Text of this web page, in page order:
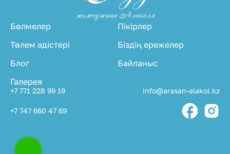
Бөлмелер
Төлем әдістері
Блог
Галерея
Пікірлер
Біздің ережелер
Байланыс
+7 771 228 99 19
+7 747 660 47 69
info@arasan-alakol.kz